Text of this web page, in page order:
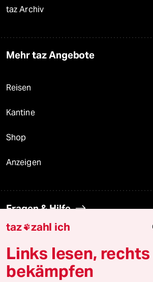
taz Archiv
Mehr taz Angebote
Reisen
Kantine
Shop
Anzeigen
Fragen & Hilfe
Aboservice
taz zahl ich
Links lesen, rechts
bekämpfen